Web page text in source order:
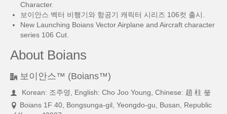
Character.
보이안스 벡터 비행기와 항공기 캐릭터 시리즈 106컷 출시.
New Launching Boians Vector Airplane and Aircraft character
series 106 Cut.
About Boians
보이안스™ (Boians™)
Korean: 조주영, English: Cho Joo Young, Chinese: 趙 柱 瑩
Boians 1F 40, Bongsunga-gil, Yeongdo-gu, Busan, Republic